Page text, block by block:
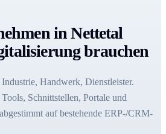
in Nettetal
brauchen
Handwerk, Dienstleister.
Schnittstellen, Portale und
auf bestehende ERP-/CRM-